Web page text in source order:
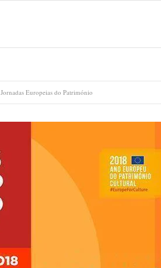
Jornadas Europeias do Património